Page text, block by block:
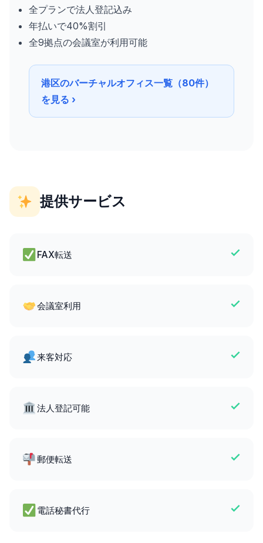
全プランで法人登記込み
年払いで40%割引
全9拠点の会議室が利用可能
港区のバーチャルオフィス一覧（80件）
を見る ›
提供サービス
FAX転送
会議室利用
来客対応
法人登記可能
郵便転送
電話秘書代行